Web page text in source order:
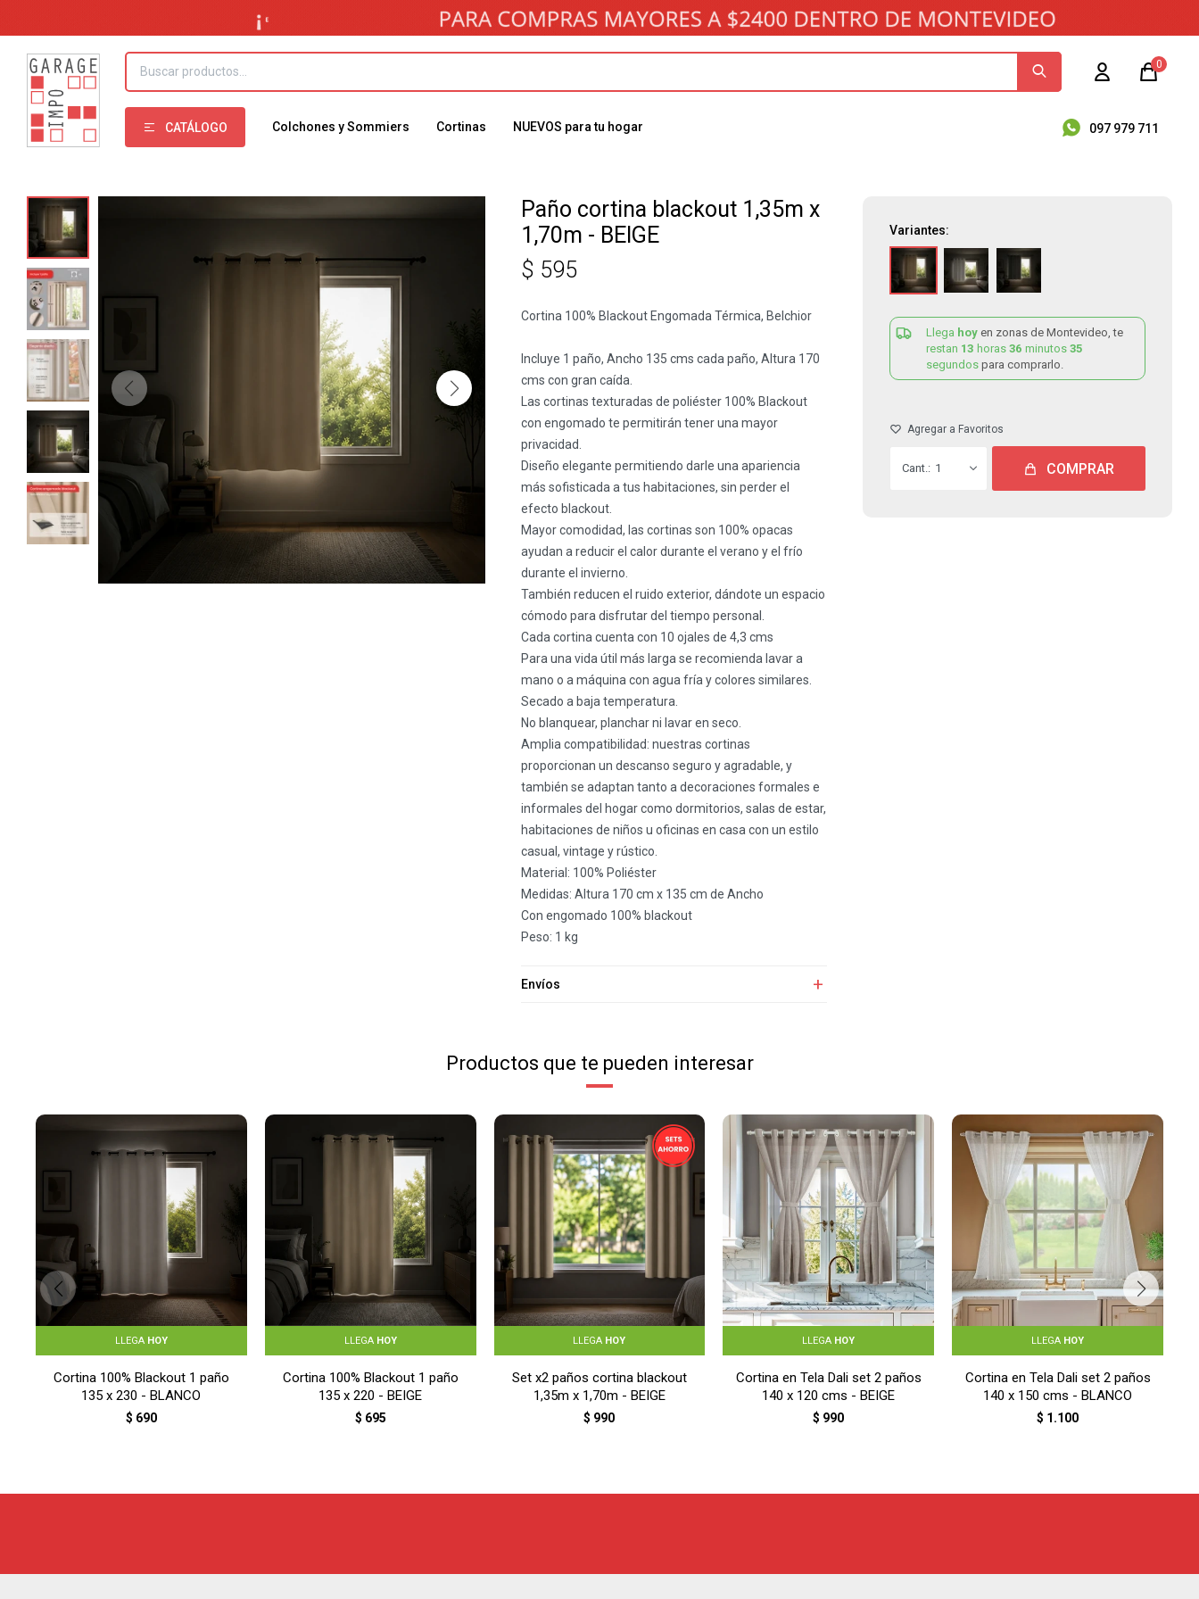
CATÁLOGO Colchones y Sommiers Cortinas NUEVOS para tu hogar 097 979 711
0
Paño cortina blackout 1,35m x
1,70m - BEIGE
$ 595
Cortina 100% Blackout Engomada Térmica, Belchior
Incluye 1 paño, Ancho 135 cms cada paño, Altura 170
cms con gran caída.
Las cortinas texturadas de poliéster 100% Blackout
con engomado te permitirán tener una mayor
privacidad.
Diseño elegante permitiendo darle una apariencia
más sofisticada a tus habitaciones, sin perder el
efecto blackout.
Mayor comodidad, las cortinas son 100% opacas
ayudan a reducir el calor durante el verano y el frío
durante el invierno.
También reducen el ruido exterior, dándote un espacio
cómodo para disfrutar del tiempo personal.
Cada cortina cuenta con 10 ojales de 4,3 cms
Para una vida útil más larga se recomienda lavar a
mano o a máquina con agua fría y colores similares.
Secado a baja temperatura.
No blanquear, planchar ni lavar en seco.
Amplia compatibilidad: nuestras cortinas
proporcionan un descanso seguro y agradable, y
también se adaptan tanto a decoraciones formales e
informales del hogar como dormitorios, salas de estar,
habitaciones de niños u oficinas en casa con un estilo
casual, vintage y rústico.
Material: 100% Poliéster
Medidas: Altura 170 cm x 135 cm de Ancho
Con engomado 100% blackout
Peso: 1 kg
Envíos
Variantes:
Llega hoy en zonas de Montevideo, te
restan 13 horas 36 minutos 35
segundos para comprarlo.
1 COMPRAR
Productos que te pueden interesar
LLEGA HOY
Cortina 100% Blackout 1 paño
135 x 230 - BLANCO
$ 690
LLEGA HOY
Cortina 100% Blackout 1 paño
135 x 220 - BEIGE
$ 695
LLEGA HOY
Set x2 paños cortina blackout
1,35m x 1,70m - BEIGE
$ 990
LLEGA HOY
Cortina en Tela Dali set 2 paños
140 x 120 cms - BEIGE
$ 990
LLEGA HOY
Cortina en Tela Dali set 2 paños
140 x 150 cms - BLANCO
$ 1.100